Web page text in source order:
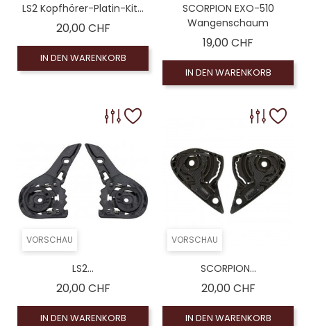
LS2 Kopfhörer-Platin-Kit...
20,00 CHFPreis
IN DEN WARENKORB
SCORPION EXO-510
Wangenschaum
19,00 CHF
IN DEN WARENKORB
VORSCHAU
LS2...
20,00 CHFPreis
IN DEN WARENKORB
VORSCHAU
SCORPION...
20,00 CHFPreis
IN DEN WARENKORB